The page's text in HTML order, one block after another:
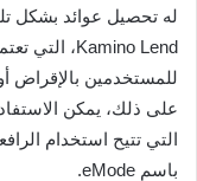
له تحصيل عوائد بشكل
للمستخدمين بالإقراض
التي تتيح استخدام
باسم eMode.